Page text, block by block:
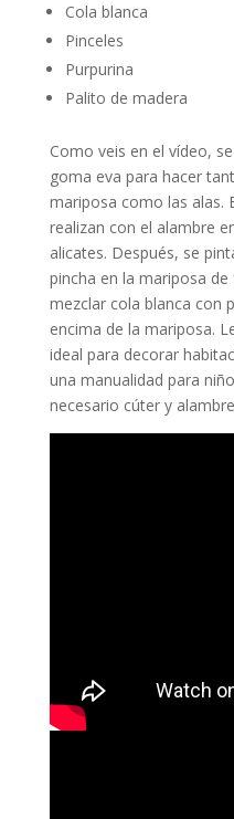
Cola blanca
Pinceles
Purpurina
Palito de madera
Como veis en el vídeo,
goma eva para hacer
mariposa como las alas.
realizan con el alambre
alicates. Después, se
pincha en la mariposa
mezclar cola blanca con
encima de la mariposa.
ideal para decorar
una manualidad para
necesario cúter y